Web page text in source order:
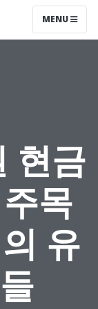
MENU
현금
목
유